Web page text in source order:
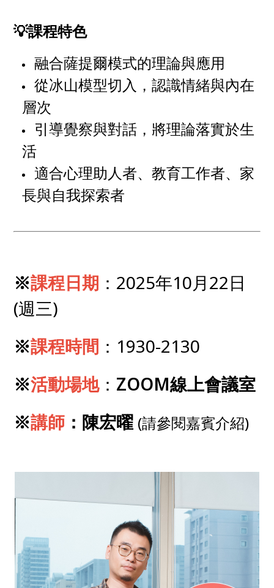
💡課程特色
融合薩提爾模式的理論與應用
從冰山模型切入，認識情緒與內在
層次
引導覺察與對話，將理論落實於生
活
適合心理助人者、教育工作者、家
長與自我探索者
※課程日期 ：2025年10月22日
(週三)
※課程時間 ：1930-2130
※活動場地： ZOOM線上會議室
※講師 ：陳宏曜 (請參閱嘉賓介紹)